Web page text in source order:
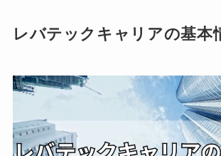
レバテックキャリアの基本